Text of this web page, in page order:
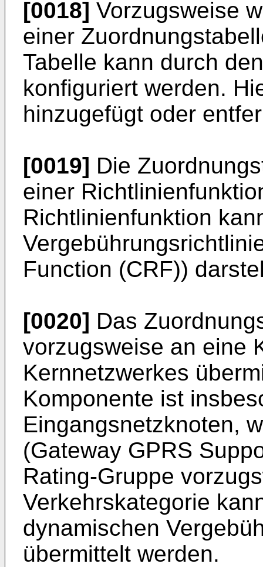
[0018] Vorzugsweise
einer
Tabelle kann durch
konfiguriert werden.
hinzugefügt oder
[0019] Die
einer
Richtlinienfunktion
Function (CRF))
[0020] Das
vorzugsweise an eine
Kernnetzwerkes
Komponente ist
Eingangsnetzknoten,
(Gateway GPRS
Rating-Gruppe
Verkehrskategorie
dynamischen
übermittelt werden.